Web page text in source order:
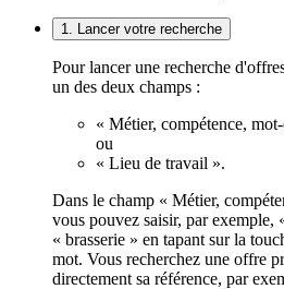
1. Lancer votre recherche
Pour lancer une recherche
un des deux champs :
« Métier, compétence,
ou
« Lieu de travail ».
Dans le champ « Métier,
vous pouvez saisir, par exemple,
« brasserie » en tapant sur la
mot. Vous recherchez une offre
directement sa référence, par